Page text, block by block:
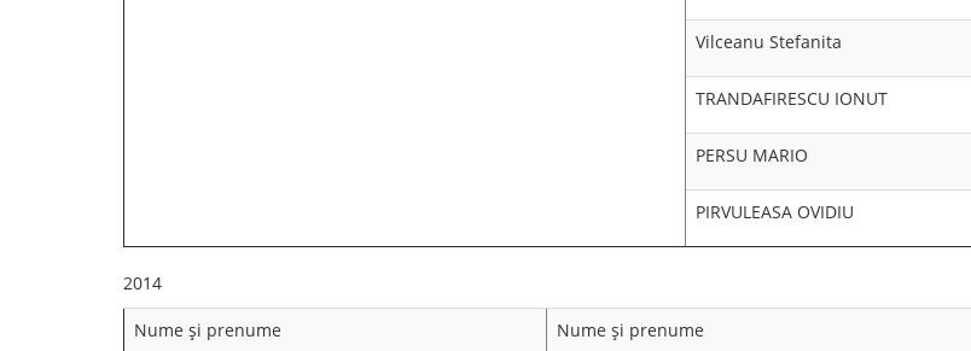
Vilceanu Stefanita
TRANDAFIRESCU IONUT
PERSU MARIO
PIRVULEASA OVIDIU
2014
Nume şi prenume Nume şi prenume